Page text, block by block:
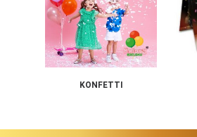
KONFETTI